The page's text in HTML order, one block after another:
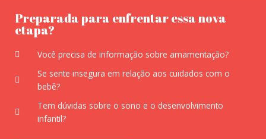
Preparada para enfrentar essa nova
etapa?
Você precisa de informação sobre amamentação?
Se sente insegura em relação aos cuidados com o
bebê?
Tem dúvidas sobre o sono e o desenvolvimento
infantil?